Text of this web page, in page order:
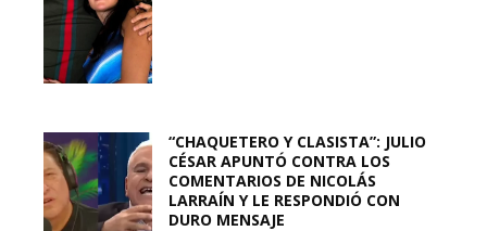
“CHAQUETERO Y CLASISTA”: JULIO
CÉSAR APUNTÓ CONTRA LOS
COMENTARIOS DE NICOLÁS
LARRAÍN Y LE RESPONDIÓ CON
DURO MENSAJE